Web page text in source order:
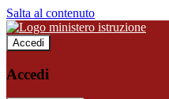
Salta al contenuto
Accedi
Accedi